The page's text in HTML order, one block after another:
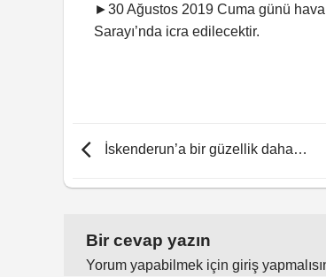
►30 Ağustos 2019 Cuma günü
Sarayı’nda icra edilecektir.
İskenderun’a bir güzellik daha…
Bir cevap yazın
Yorum yapabilmek için giriş